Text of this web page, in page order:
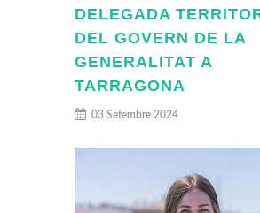
DELEGADA
DEL GOVERN DE LA
GENERALITAT A
TARRAGONA
03 Setembre 2024